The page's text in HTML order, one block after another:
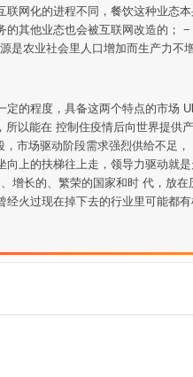
网化的进程不同，餐饮这种业态
其他业态也会被互联网改造的；
农业社会里人口增加而生产力
的程度，具备这两个特点的市场
以能在 控制住疫情后向世界提
场驱动阶段需求强烈供给不足
上的扶梯往上走，领导力驱动就
长的、繁荣的国家和时 代，放
火过现在掉下去的行业里可能都